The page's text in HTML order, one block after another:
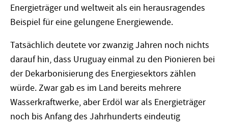
Energieträger und weltweit als ein herausragendes
Beispiel für eine gelungene Energiewende.
Tatsächlich deutete vor zwanzig Jahren noch nichts
darauf hin, dass Uruguay einmal zu den Pionieren bei
der Dekarbonisierung des Energiesektors zählen
würde. Zwar gab es im Land bereits mehrere
Wasserkraftwerke, aber Erdöl war als Energieträger
noch bis Anfang des Jahrhunderts eindeutig